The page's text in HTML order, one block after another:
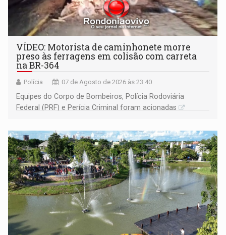
VÍDEO: Motorista de caminhonete morre
preso às ferragens em colisão com carreta
na BR-364
Polícia 07 de Agosto de 2026 às 23:40
Equipes do Corpo de Bombeiros, Polícia Rodoviária
Federal (PRF) e Perícia Criminal foram acionadas